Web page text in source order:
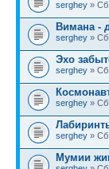
serghey » Сб
Вимана -
serghey » Сб
Эхо
serghey » Сб
serghey » Сб
serghey » Сб
Мумии